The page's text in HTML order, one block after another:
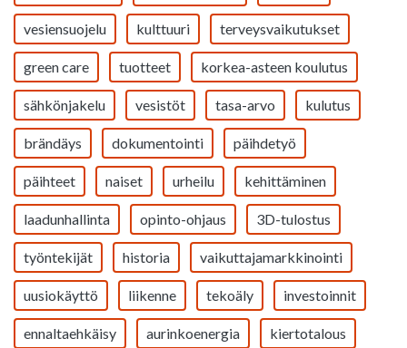
vesiensuojelu kulttuuri terveysvaikutukset
green care tuotteet korkea-asteen koulutus
sähkönjakelu vesistöt tasa-arvo kulutus
brändäys dokumentointi päihdetyö
päihteet naiset urheilu kehittäminen
laadunhallinta opinto-ohjaus 3D-tulostus
työntekijät historia vaikuttajamarkkinointi
uusiokäyttö liikenne tekoäly investoinnit
ennaltaehkäisy aurinkoenergia kiertotalous